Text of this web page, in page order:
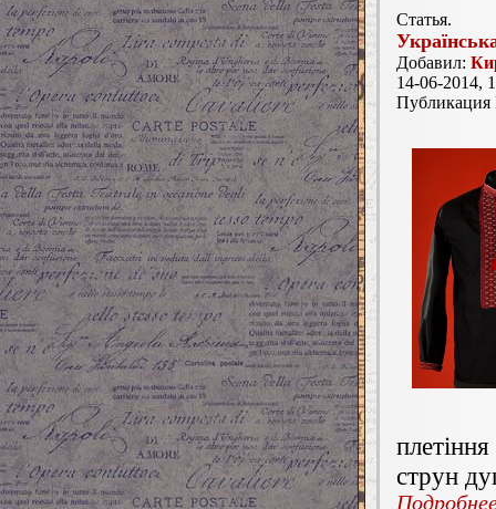
Статья.
Добавил:
14-06-2014,
струн